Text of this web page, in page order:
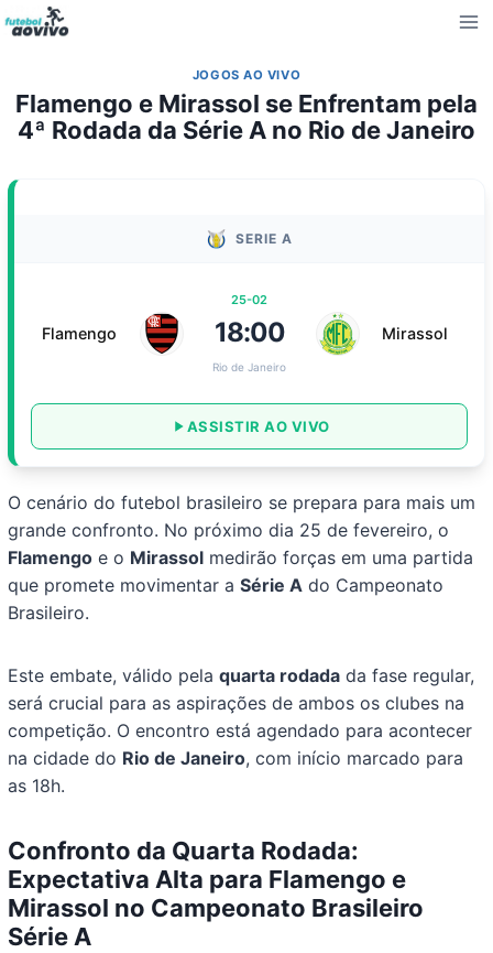
Pular
para
Conteúdo
JOGOS AO VIVO
Flamengo e Mirassol se Enfrentam pela
4ª Rodada da Série A no Rio de Janeiro
SERIE A
Flamengo
25-02
18:00
Rio de Janeiro
Mirassol
ASSISTIR AO VIVO
O cenário do futebol brasileiro se prepara para mais um
grande confronto. No próximo dia 25 de fevereiro, o
Flamengo e o Mirassol medirão forças em uma partida
que promete movimentar aSérie A do Campeonato
Brasileiro.
Este embate, válido pelaquarta rodada da fase regular,
será crucial para as aspirações de ambos os clubes na
competição. O encontro está agendado para acontecer
na cidade do Rio de Janeiro, com início marcado para
as 18h.
Confronto da Quarta Rodada:
Expectativa Alta para Flamengo e
Mirassol no Campeonato Brasileiro
Série A